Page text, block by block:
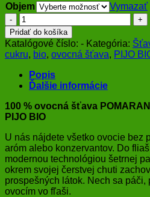
Objem
Vymazať
množstvo
100
%
ovocná
šťava
POMARANČ
BIO
250
ml
/
ml
PIJO
BIO
Pridať do košíka
Katalógové číslo: - Kategória:
cukru, bio, ovocná šťava, PIJO
Popis
Ďalšie informácie
100 % ovocná šťava
PIJO BIO
U nás nájdete všetko ovocie bez
aróm alebo konzervantov. Do
modernou technológiou šetrnej
okrem svojej čerstvej chuti
prospešných látok. Nech sa páči,
ovocím vo fľaši.